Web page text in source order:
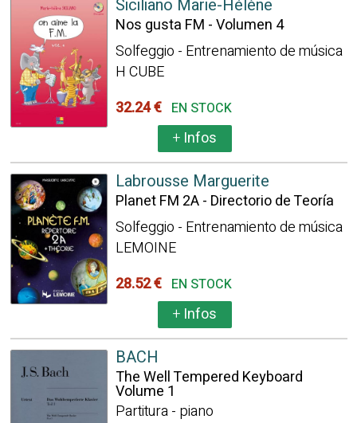
Siciliano Marie-Hélène
Nos gusta FM - Volumen 4
Solfeggio - Entrenamiento de música
H CUBE
32.24 € EN STOCK
+Infos
Labrousse Marguerite
Planet FM 2A - Directorio de Teoría
Solfeggio - Entrenamiento de música
LEMOINE
28.52 € EN STOCK
+Infos
BACH
The Well Tempered Keyboard
Volume 1
Partitura - piano